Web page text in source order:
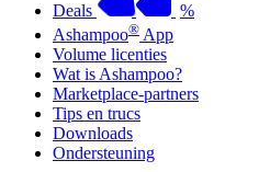
Deals
%
Ashampoo® App
Volume licenties
Wat is Ashampoo?
Marketplace-partners
Tips en trucs
Downloads
Ondersteuning